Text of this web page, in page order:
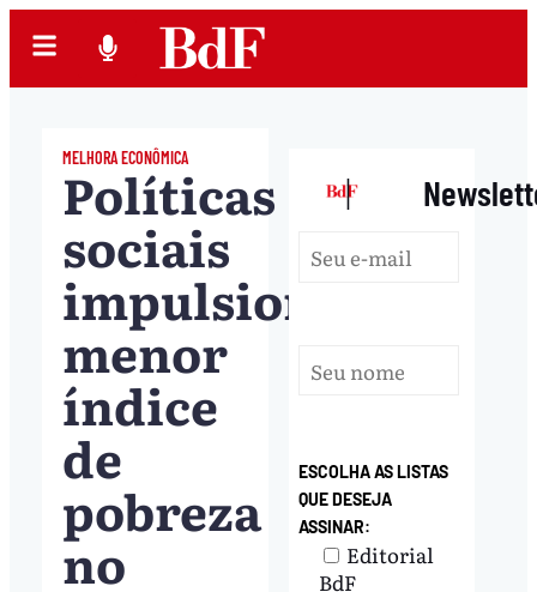
MELHORA ECONÔMICA
Políticas
sociais
impulsionam
menor
índice
de
pobreza
no
|
ESCOLHA AS LISTAS
QUE DESEJA
ASSINAR:
Editorial
BdF